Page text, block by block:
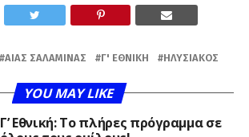
ΑΊΑΣ ΣΑΛΑΜΊΝΑΣ Γ' ΕΘΝΙΚΉ ΗΛΥΣΙΑΚΌΣ
YOU MAY LIKE
Γ’ Εθνική: Το πλήρες πρόγραμμα σε